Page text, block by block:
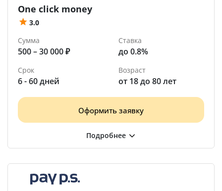
One click money
3.0
Сумма
500 – 30 000 ₽
Ставка
до 0.8%
Срок
6 - 60 дней
Возраст
от 18 до 80 лет
Оформить заявку